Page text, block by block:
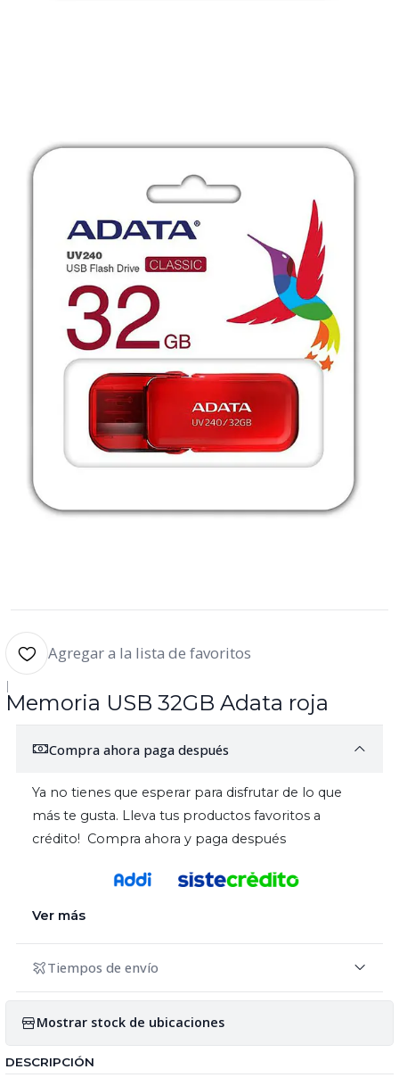
Agregar a la lista de favoritos
|
Memoria USB 32GB Adata roja
Compra ahora paga después
Ya no tienes que esperar para disfrutar de lo que
más te gusta. Lleva tus productos favoritos a
crédito! Compra ahora y paga después
Ver más
Tiempos de envío
Mostrar stock de ubicaciones
DESCRIPCIÓN